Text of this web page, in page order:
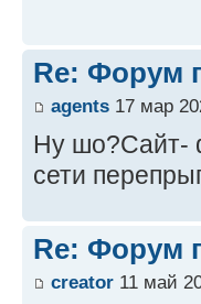
Re: Форум
agents 17 мар
Ну шо?Сайт-
сети
Re: Форум
creator 11 май